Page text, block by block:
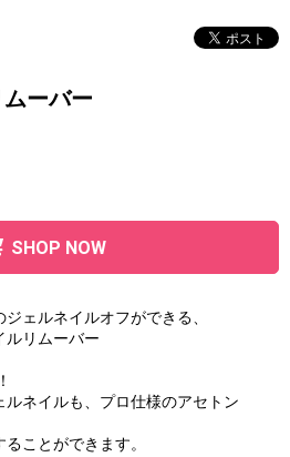
ーバー
SHOP NOW
ェルネイルオフができる、
ルリムーバー
ネイルも、プロ仕様のアセトン
ことができます。